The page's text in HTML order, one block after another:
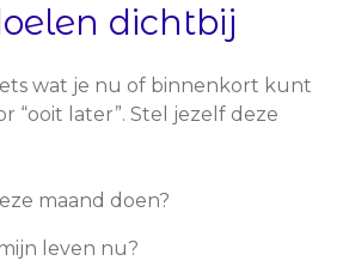
dichtbij
wat je nu of binnenkort kunt
“ooit later”. Stel jezelf deze
maand doen?
leven nu?